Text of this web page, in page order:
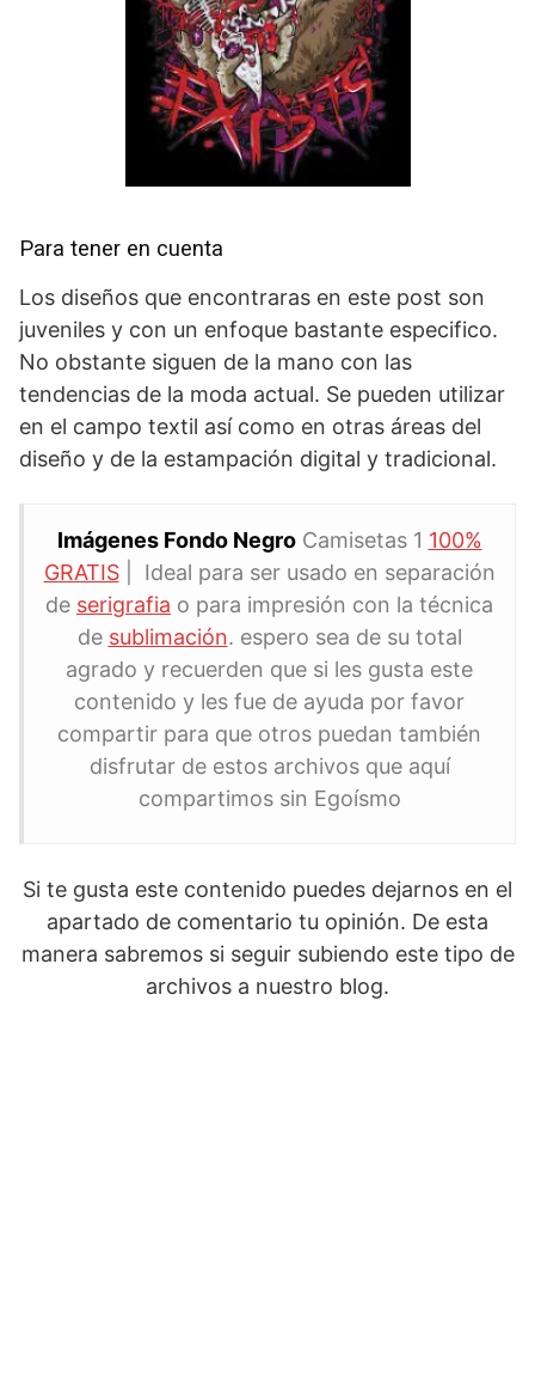
Para tener en cuenta
Los diseños que encontraras en este post son
juveniles y con un enfoque bastante especifico.
No obstante siguen de la mano con las
tendencias de la moda actual. Se pueden utilizar
en el campo textil así como en otras áreas del
diseño y de la estampación digital y tradicional.
Imágenes Fondo NegroCamisetas 1 100%
GRATIS| Ideal para ser usado en separación
de serigrafia o para impresión con la técnica
de sublimación. espero sea de su total
agrado y recuerden que si les gusta este
contenido y les fue de ayuda por favor
compartir para que otros puedan también
disfrutar de estos archivos que aquí
compartimos sin Egoísmo
Si te gusta este contenido puedes dejarnos en el
apartado de comentario tu opinión. De esta
manera sabremos si seguir subiendo este tipo de
archivos a nuestro blog.